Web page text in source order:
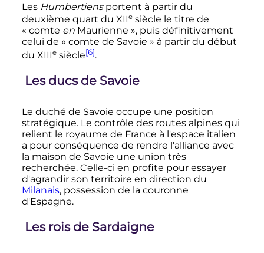
Les Humbertiensportent à partir du
deuxième quart du XIIe siècle le titre de
« comte enMaurienne », puis définitivement
celui de « comte de Savoie » à partir du début
du XIIIe siècle[6].
Les ducs de Savoie
Le duché de Savoie occupe une position
stratégique. Le contrôle des routes alpines qui
relient le royaume de France à l'espace italien
a pour conséquence de rendre l'alliance avec
la maison de Savoie une union très
recherchée. Celle-ci en profite pour essayer
d'agrandir son territoire en direction du
Milanais, possession de la couronne
d'Espagne.
Les rois de Sardaigne